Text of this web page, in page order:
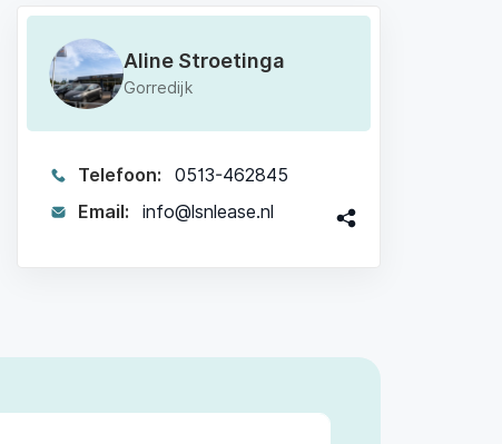
Aline Stroetinga
Gorredijk
Telefoon:
0513-462845
Email:
info@lsnlease.nl